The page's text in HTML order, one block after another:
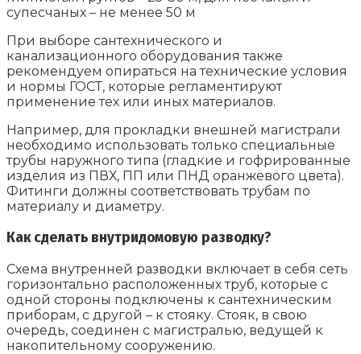
супесчаных – не менее 50 м
При выборе сантехнического и
канализационного оборудования также
рекомендуем опираться на технические условия
и нормы ГОСТ, которые регламентируют
применение тех или иных материалов.
Например, для прокладки внешней магистрали
необходимо использовать только специальные
трубы наружного типа (гладкие и гофрированные
изделия из ПВХ, ПП или ПНД оранжевого цвета).
Фитинги должны соответствовать трубам по
материалу и диаметру.
Как сделать внутридомовую разводку?
Схема внутренней разводки включает в себя сеть
горизонтально расположенных труб, которые с
одной стороны подключены к сантехническим
приборам, с другой – к стояку. Стояк, в свою
очередь, соединен с магистралью, ведущей к
накопительному сооружению.